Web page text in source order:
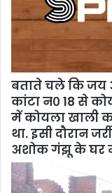
बताते चले कि जय
कांटा न० 18 से
में कोयला खाली
था. इसी दौरान
अशोक गंझू के घर